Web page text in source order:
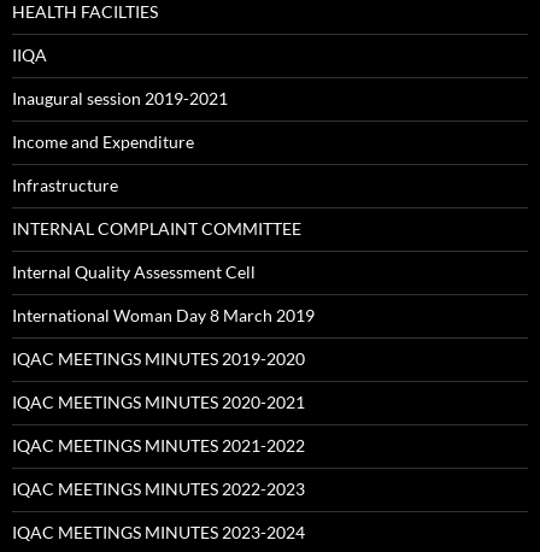
HEALTH FACILTIES
IIQA
Inaugural session 2019-2021
Income and Expenditure
Infrastructure
INTERNAL COMPLAINT COMMITTEE
Internal Quality Assessment Cell
International Woman Day 8 March 2019
IQAC MEETINGS MINUTES 2019-2020
IQAC MEETINGS MINUTES 2020-2021
IQAC MEETINGS MINUTES 2021-2022
IQAC MEETINGS MINUTES 2022-2023
IQAC MEETINGS MINUTES 2023-2024